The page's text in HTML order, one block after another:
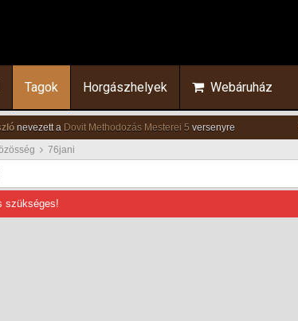
Tagok Horgászhelyek Webáruház
nevezett a Dovit Methodozás Mesterei 5 versenyre
76jani
szükséges!